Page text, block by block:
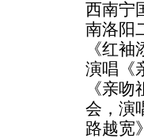
西南宁
南洛阳
《红
演唱《
《亲
会，演
路越宽